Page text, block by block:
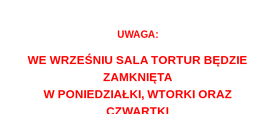
UWAGA:
WE WRZEŚNIU SALA TORTUR BĘDZIE
ZAMKNIĘTA
W PONIEDZIAŁKI, WTORKI ORAZ
CZWARTKI